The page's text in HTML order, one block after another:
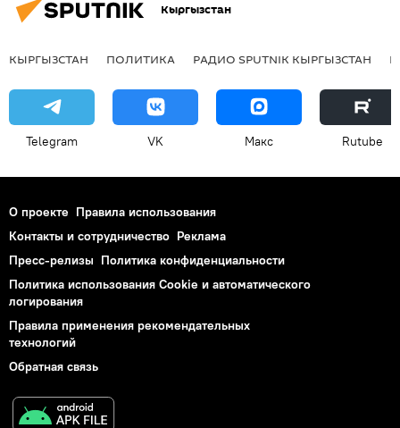
Кыргызстан
КЫРГЫЗСТАН ПОЛИТИКА РАДИО SPUTNIK КЫРГЫЗСТАН
Telegram VK Макс Rutube
О проекте Правила использования
Контакты и сотрудничество Реклама
Пресс-релизы Политика конфиденциальности
Политика использования Cookie и автоматического
логирования
Правила применения рекомендательных
технологий
Обратная связь